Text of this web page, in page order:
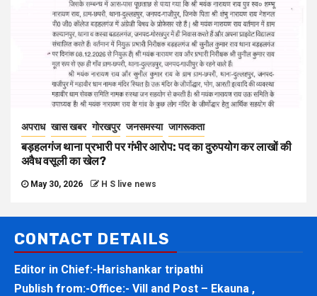
अपराध खास खबर गोरखपुर जनसमस्या जागरूकता
बड़हलगंज थाना प्रभारी पर गंभीर आरोप: पद का दुरुपयोग कर लाखों की
अवैध वसूली का खेल?
May 30, 2026 H S live news
CONTACT DETAILS
Editor in Chief:-Harishankar tripathi
Publish from:-Office:- Vill and Post – Ekauna ,